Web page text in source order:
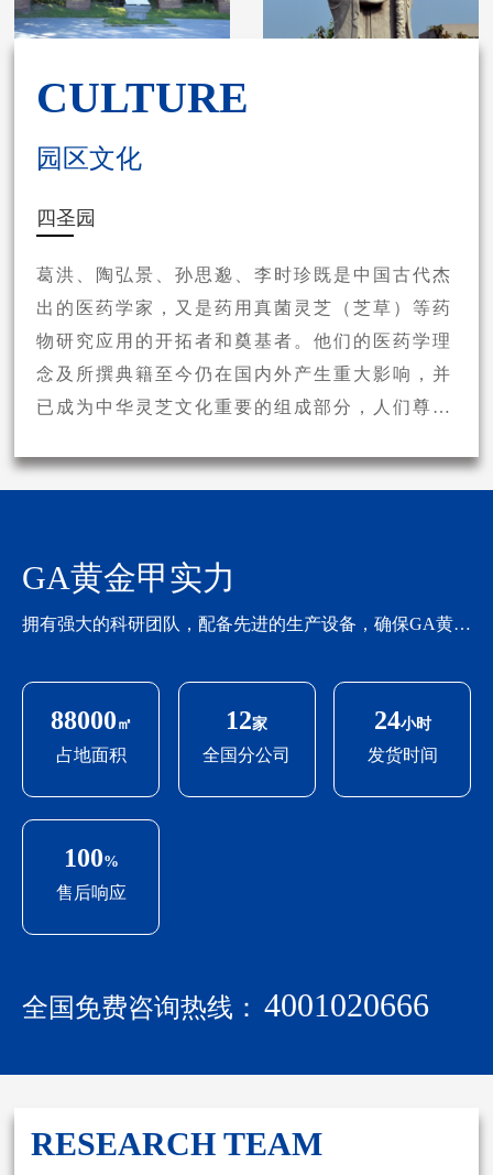
CULTURE
园区文化
四圣园
葛洪、陶弘景、孙思邈、李时珍既是中国古代杰
出的医药学家，又是药用真菌灵芝（芝草）等药
物研究应用的开拓者和奠基者。他们的医药学理
念及所撰典籍至今仍在国内外产生重大影响，并
已成为中华灵芝文化重要的组成部分，人们尊称
GA黄金甲实力
拥有强大的科研团队，配备先进的生产设备，确保GA黄金甲产品始终如一的高品质
88000 ㎡
占地面积
12家
全国分公司
24小时
发货时间
100%
售后响应
全国免费咨询热线： 4001020666
RESEARCH TEAM
RESEARCH TEAM
RESEARCH TEAM
RESEARCH TEAM
RESEARCH TEAM
RESEARCH TEAM
RESEARCH TEAM
RESEARCH TEAM
RESEARCH TEAM
RESEARCH TEAM
RESEARCH TEAM